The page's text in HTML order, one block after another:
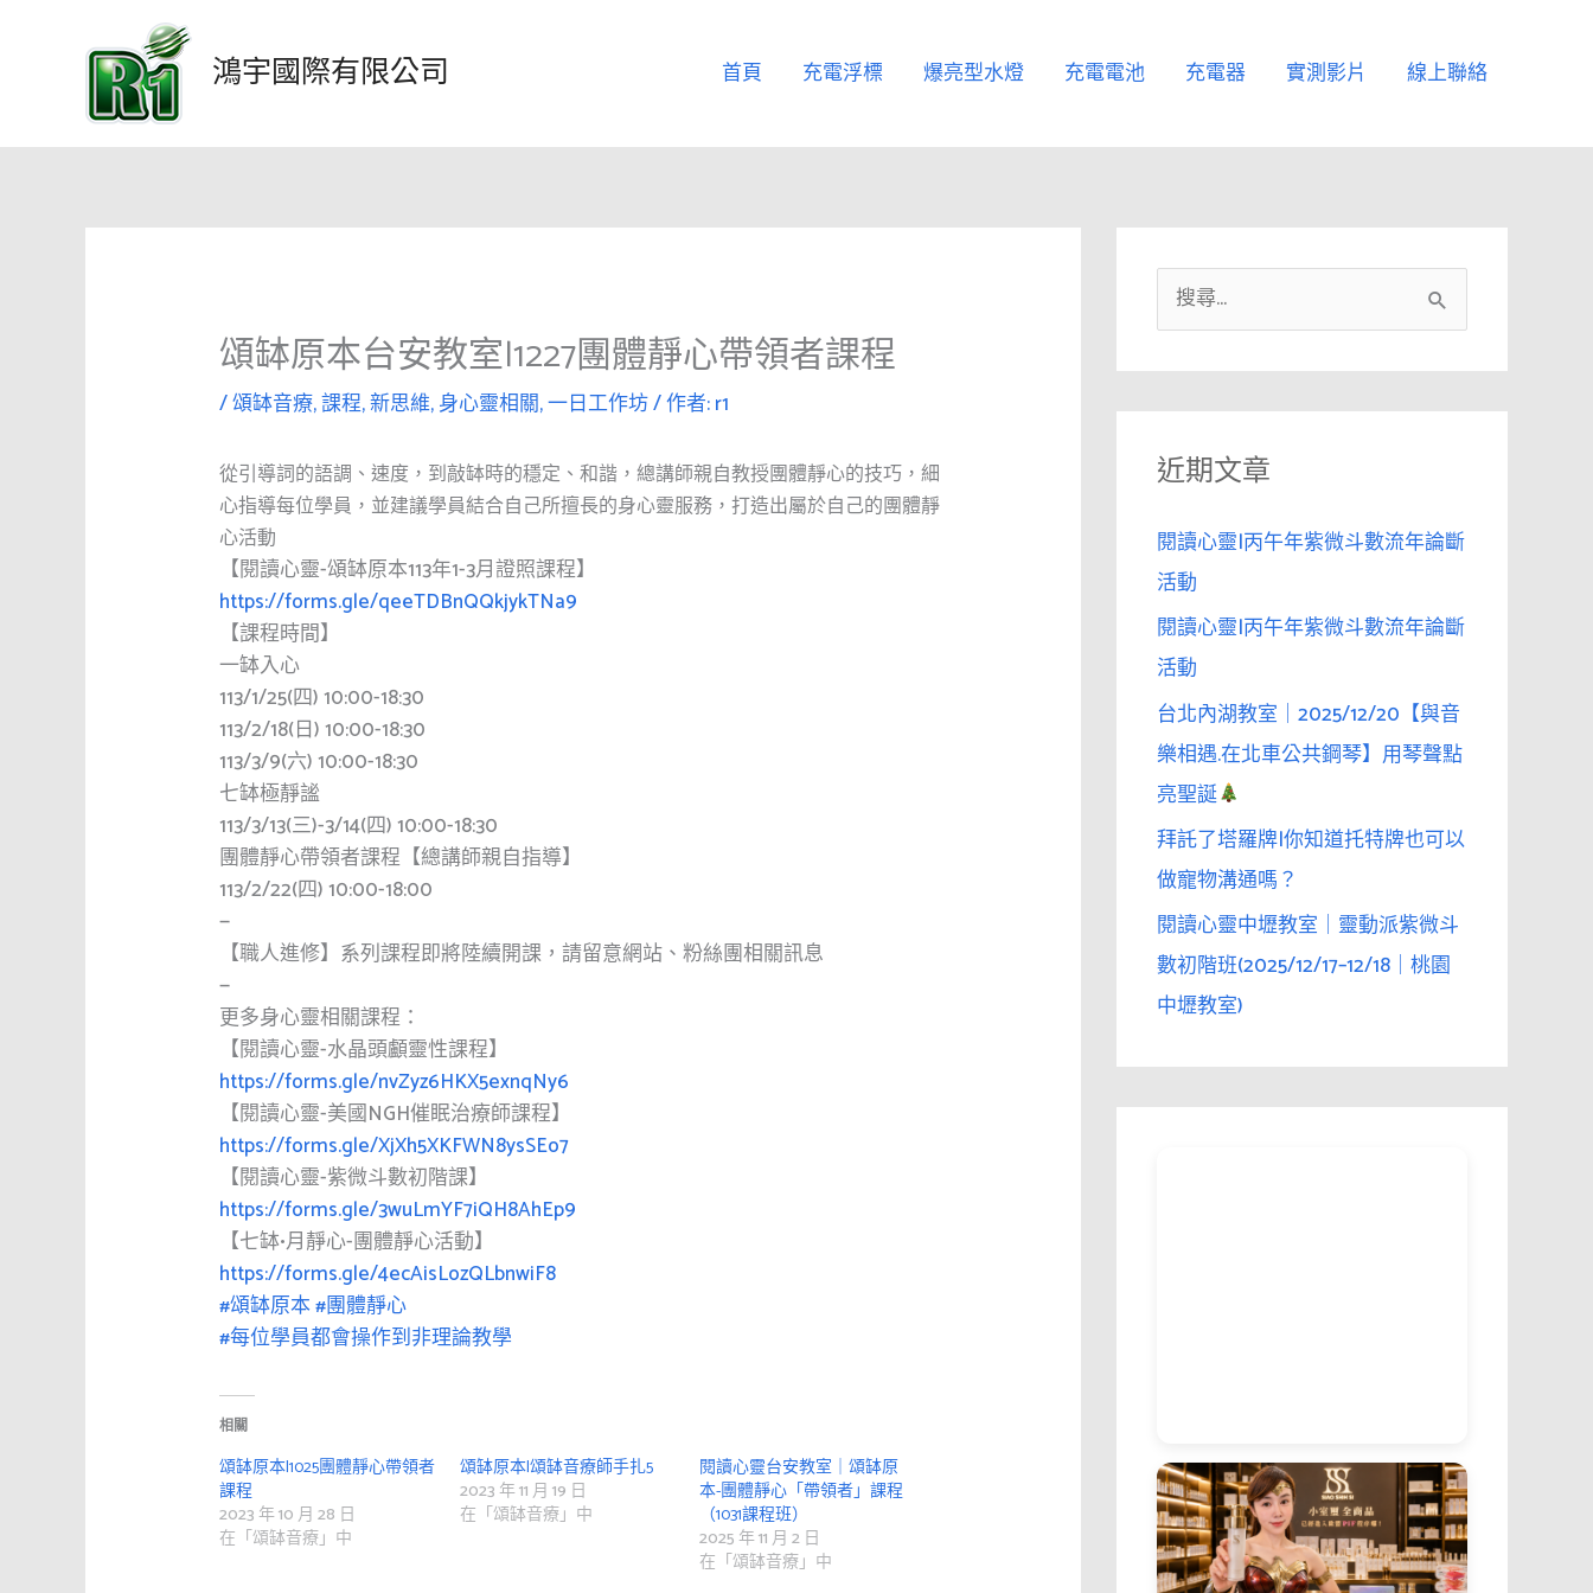
內
鴻宇國際有限公司 首頁 充電浮標 爆亮型水燈 充電電池 充電器 實測影片 線上聯絡
頌缽原本台安教室|1227團體靜心帶領者課程
/頌缽音療,課程,新思維,身心靈相關,一日工作坊/ 作者:r1
從引導詞的語調、速度，到敲缽時的穩定、和諧，總講師親自教授團體靜心的技巧，細
心指導每位學員，並建議學員結合自己所擅長的身心靈服務，打造出屬於自己的團體靜
心活動
【閱讀心靈-頌缽原本113年1-3月證照課程】
https://forms.gle/qeeTDBnQQkjykTNa9
【課程時間】
一缽入心
113/1/25(四) 10:00-18:30
113/2/18(日) 10:00-18:30
113/3/9(六) 10:00-18:30
七缽極靜謐
113/3/13(三)-3/14(四) 10:00-18:30
團體靜心帶領者課程【總講師親自指導】
113/2/22(四) 10:00-18:00
—
【職人進修】系列課程即將陸續開課，請留意網站、粉絲團相關訊息
—
更多身心靈相關課程：
【閱讀心靈-水晶頭顱靈性課程】
https://forms.gle/nvZyz6HKX5exnqNy6
【閱讀心靈-美國NGH催眠治療師課程】
https://forms.gle/XjXh5XKFWN8ysSEo7
【閱讀心靈-紫微斗數初階課】
https://forms.gle/3wuLmYF7iQH8AhEp9
【七缽•月靜心-團體靜心活動】
https://forms.gle/4ecAisLozQLbnwiF8
#頌缽原本#團體靜心
#每位學員都會操作到非理論教學
相關
頌缽原本|1025團體靜心帶領者
課程
2023 年 10 月 28 日
在「頌缽音療」中
頌缽原本|頌缽音療師手扎5
2023 年 11 月 19 日
在「頌缽音療」中
閱讀心靈台安教室｜頌缽原
本-團體靜心「帶領者」課程
（1031課程班）
2025 年 11 月 2 日
在「頌缽音療」中
尋
關
鍵
字
近期文章
閱讀心靈|丙午年紫微斗數流年論斷
活動
閱讀心靈|丙午年紫微斗數流年論斷
活動
台北內湖教室｜2025/12/20【與音
樂相遇.在北車公共鋼琴】用琴聲點
亮聖誕
拜託了塔羅牌|你知道托特牌也可以
做寵物溝通嗎？
閱讀心靈中壢教室｜靈動派紫微斗
數初階班(2025/12/17–12/18｜桃園
中壢教室)